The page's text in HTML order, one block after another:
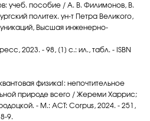
учеб. пособие / А. В. Филимонов, В.
политех. ун-т Петра Великого,
Высшая инженерно-
2023. - 98, [1] с.: ил., табл. - ISBN
физика!: непочтительное
природе всего / Жереми Харрис;
- М.: АСТ: Corpus, 2024. - 251,
9.